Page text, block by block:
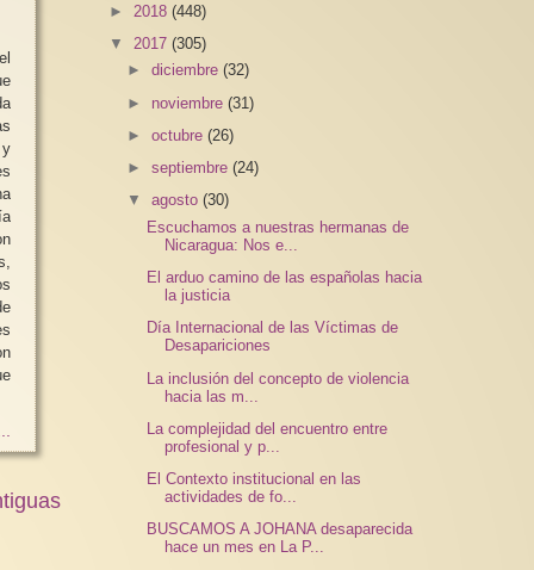
► 2018 (448)
▼ 2017 (305)
►diciembre(32)
► noviembre(31)
►octubre(26)
►septiembre(24)
▼agosto(30)
Escuchamos a nuestras hermanas de
Nicaragua: Nos e...
El arduo camino de las españolas hacia
la justicia
Día Internacional de las Víctimas de
Desapariciones
La inclusión del concepto de violencia
hacia las m...
La complejidad del encuentro entre
profesional y p...
El Contexto institucional en las
actividades de fo...
BUSCAMOS A JOHANA desaparecida
hace un mes en La P...